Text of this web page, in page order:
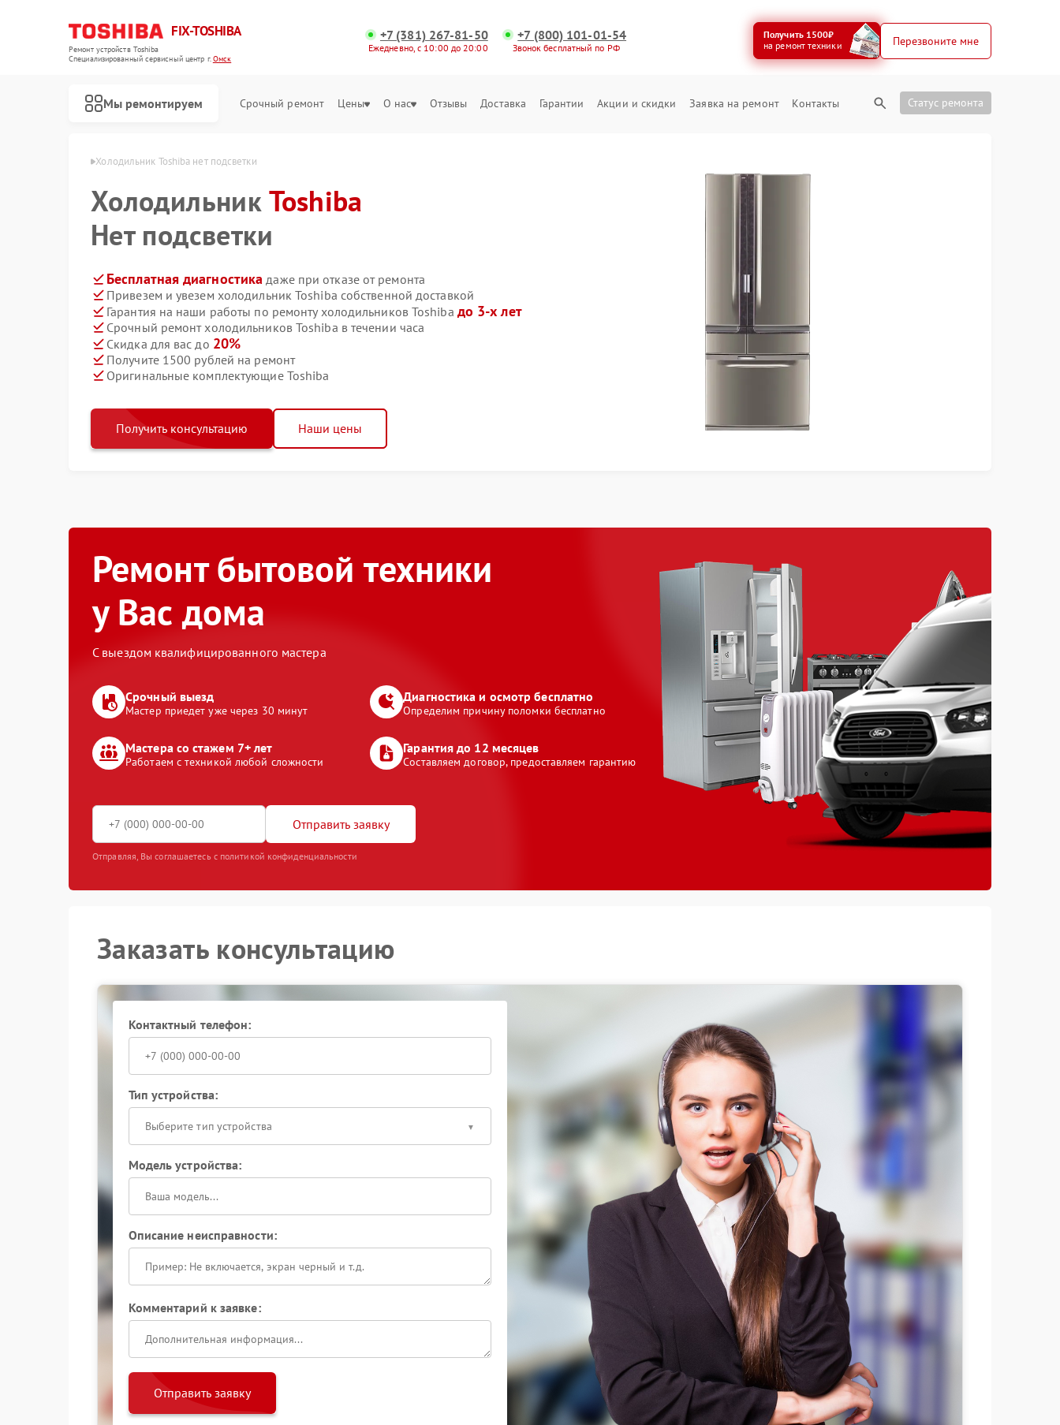
FIX-TOSHIBA
Ремонт устройств Toshiba
Специализированный cервисный центр г.Омск
+7 (381) 267-81-50
Ежедневно, с 10:00 до 20:00
+7 (800) 101-01-54
Звонок бесплатный по РФ
Получить 1500₽
на ремонт техники
Перезвоните мне
Мы ремонтируем Срочный ремонт Цены О нас Отзывы Доставка Гарантии Акции и скидки Заявка на ремонт Контакты Статус ремонта
Toshiba в Омске Холодильник Toshiba нет подсветки
ХолодильникToshiba
Нет подсветки
Бесплатная диагностика даже при отказе от ремонта
Привезем и увезем холодильник Toshiba собственной доставкой
Гарантия на наши работы по ремонту холодильников Toshiba до 3-х лет
Срочный ремонт холодильников Toshiba в течении часа
Скидка для вас до 20%
Получите 1500 рублей на ремонт
Оригинальные комплектующие Toshiba
Получить консультацию Наши цены
Ремонт бытовой техники
у Вас дома
С выездом квалифицированного мастера
Срочный выезд
Мастер приедет уже через 30 минут
Диагностика и осмотр бесплатно
Определим причину поломки бесплатно
Мастера со стажем 7+ лет
Работаем с техникой любой сложности
Гарантия до 12 месяцев
Составляем договор, предоставляем гарантию
Отправить заявку
Отправляя, Вы соглашаетесь с политикой конфиденциальности
Заказать консультацию
Контактный телефон:
Тип устройства:
Выберите тип устройства
Модель устройства:
Описание неисправности:
Комментарий к заявке:
Отправить заявку